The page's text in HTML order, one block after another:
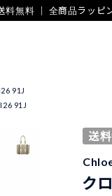
料無料 ｜ 全商品ラッピ
91J
91J
送
ク